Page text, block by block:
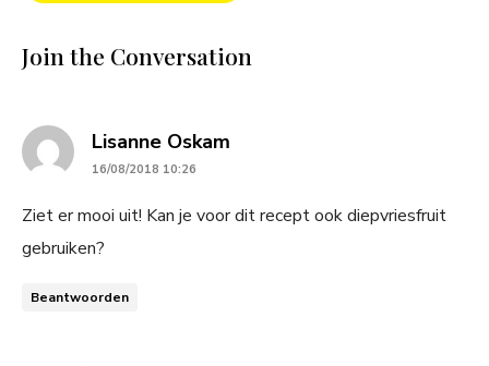
Join the Conversation
Lisanne Oskam
16/08/2018 10:26
Ziet er mooi uit! Kan je voor dit recept ook diepvriesfruit
gebruiken?
Beantwoorden